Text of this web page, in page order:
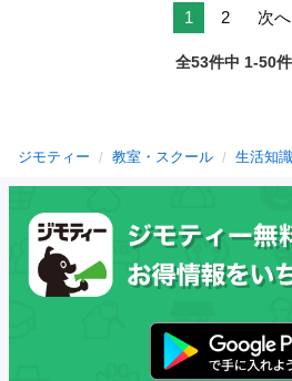
1 2 次へ
全53件中 1-50
ジモティー 教室・スクール 生活知識